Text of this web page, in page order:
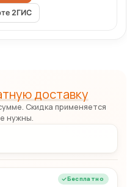
2ГИС
доставку
Скидка применяется
нужны.
Бесплатно